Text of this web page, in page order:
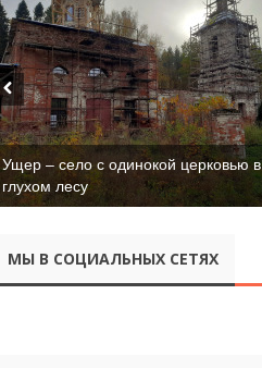
Ущер – село с одинокой церковью в
глухом лесу
МЫ В СОЦИАЛЬНЫХ СЕТЯХ